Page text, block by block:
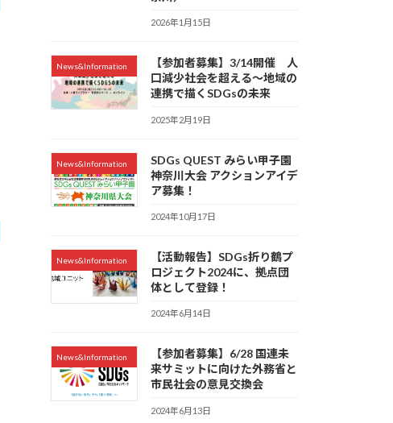
2026年1月15日
News&Information
【参加者募集】3/14開催 人
口減少社会を超える～地域の
連携で描くSDGsの未来
2025年2月19日
News&Information
SDGs QUEST みらい甲子園
神奈川大会 アクションアイデ
ア募集！
2024年10月17日
News&Information
【活動報告】SDGs折り鶴プ
ロジェクト2024に、拠点団
体として登録！
2024年6月14日
News&Information
【参加者募集】6/28 国連未
来サミットに向けた外務省と
市民社会の意見交換会
2024年6月13日